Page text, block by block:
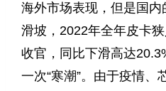
海外市场表现，但是国
滑坡，2022年全年皮卡
收官，同比下滑高达
一次“寒潮”。由于疫情、